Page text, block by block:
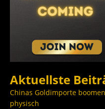
Aktuellste
Chinas Goldimporte
physisch